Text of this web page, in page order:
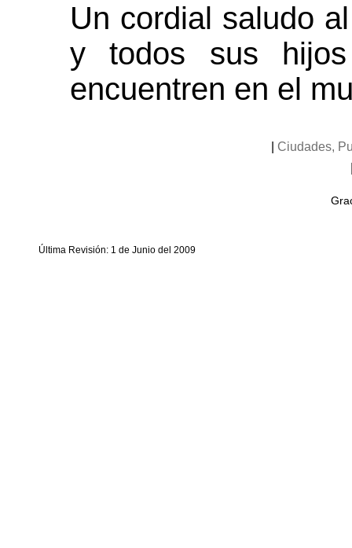
Un cordial saludo
y todos sus
encuentren en el
Ciudades,
Última Revisión: 1 de Junio del 2009